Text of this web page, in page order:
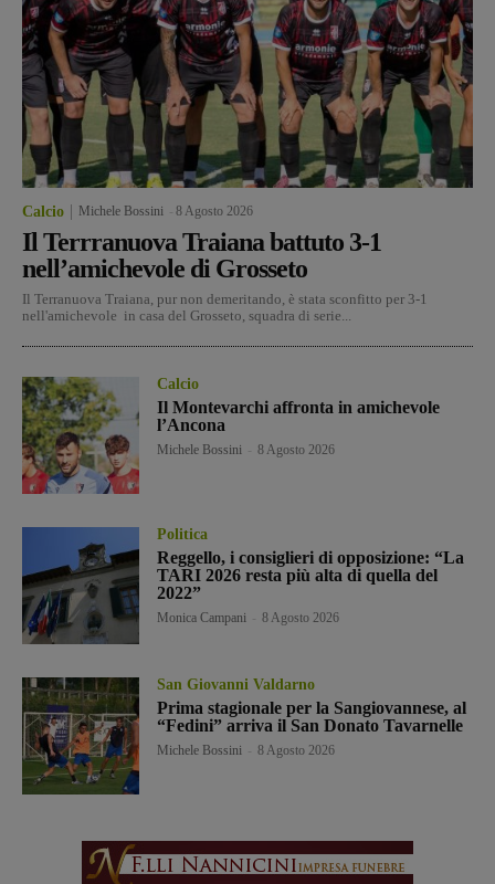
Calcio Michele Bossini 8 Agosto 2026
Il Terrranuova Traiana battuto 3-1
nell’amichevole di Grosseto
Il Terranuova Traiana, pur non demeritando, è stata sconfitto per 3-1
nell'amichevole in casa del Grosseto, squadra di serie...
Calcio
Il Montevarchi affronta in amichevole
l’Ancona
Michele Bossini 8 Agosto 2026
Politica
Reggello, i consiglieri di opposizione: “La
TARI 2026 resta più alta di quella del
2022”
Monica Campani 8 Agosto 2026
San Giovanni Valdarno
Prima stagionale per la Sangiovannese, al
“Fedini” arriva il San Donato Tavarnelle
Michele Bossini 8 Agosto 2026